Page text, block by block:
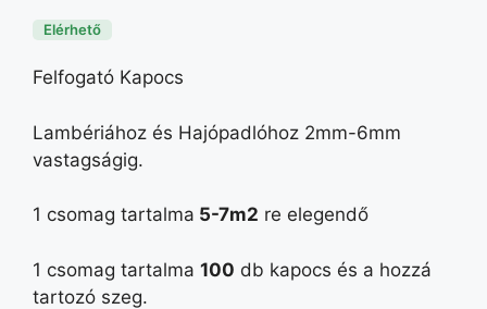
Elérhető
Felfogató Kapocs
Lambériához és Hajópadlóhoz 2mm-6mm
vastagságig.
1 csomag tartalma 5-7m2 re elegendő
1 csomag tartalma 100 db kapocs és a hozzá
tartozó szeg.